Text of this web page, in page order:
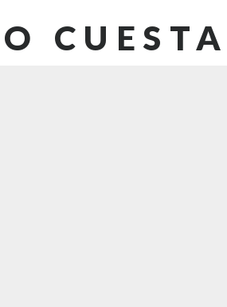
CUESTA